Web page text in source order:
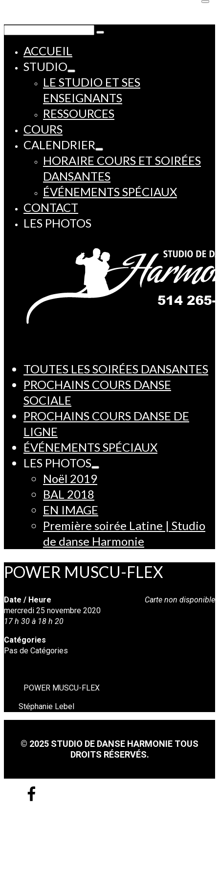
ACCUEIL
STUDIO
LE STUDIO ET SES
ENSEIGNANTS
RESSOURCES
COURS
CALENDRIER
HORAIRE COURS ET SOIRÉES
DANSANTES
ÉVÉNEMENTS SPÉCIAUX
CONTACT
LES PHOTOS
TOUTES LES SOIRÉES DANSANTES
PROCHAINS COURS DANSE
SOCIALE
PROCHAINS COURS DANSE DE
LIGNE
ÉVÉNEMENTS SPÉCIAUX
LES PHOTOS
Noël 2019
BAL 2018
EN IMAGE
Première soirée Latine | Studio
de danse Harmonie
POWER MUSCU-FLEX
Carte non disponible
Date / Heure
mercredi 25 novembre 2020
17 h 30 à 18 h 20
Catégories
Pas de Catégories
POWER MUSCU-FLEX
Stéphanie Lebel
© 2025 STUDIO DE DANSE HARMONIE TOUS
DROITS RÉSERVÉS.